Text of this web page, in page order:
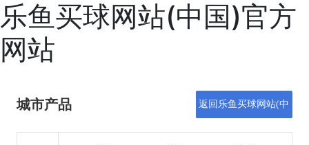
乐鱼买球网站(中国)官方
网站
城市产品 返回乐鱼买球网站(中
国)官方网站